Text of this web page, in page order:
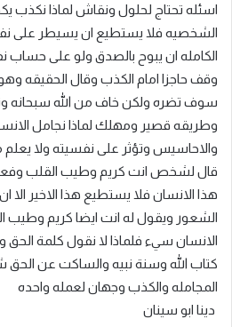
اسئله تحتاج لحلول ونقاش لماذا نكذب
الشخصيه فلا يستطيع ان يسيطر على
الكامله ان يبوح بالصدق ولو على
وقف حاجزا امام الكذب وقال الحقيقه
سوف تضره ولكن خاف من الله سبحانه
وطريقه قصير ومهلك لماذا نجامل
والاحاسيس وتؤثر على نفسيته ولا
قال لشخص انت كريم وطيب القلب
هذا الانسان فلا يستطيع هذا الاخير
الشعور ويقول له انت ايضا كريم وطيب
الانسان سيء فلماذا لا نقول كلمة الحق
كتاب الله وسنة نبيه والساكت عن الحق
المجامله والكذب وجهان لعمله واحده
دينا ابو سينان